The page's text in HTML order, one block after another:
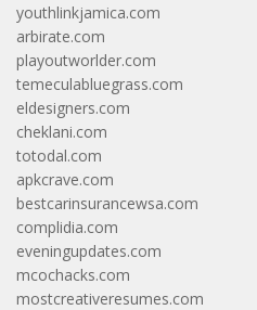
youthlinkjamica.com
arbirate.com
playoutworlder.com
temeculabluegrass.com
eldesigners.com
cheklani.com
totodal.com
apkcrave.com
bestcarinsurancewsa.com
complidia.com
eveningupdates.com
mcochacks.com
mostcreativeresumes.com